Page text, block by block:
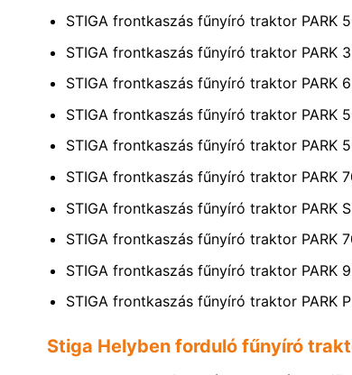
STIGA frontkaszás fűnyíró traktor PARK
STIGA frontkaszás fűnyíró traktor PARK
STIGA frontkaszás fűnyíró traktor PARK
STIGA frontkaszás fűnyíró traktor PARK
STIGA frontkaszás fűnyíró traktor PARK
STIGA frontkaszás fűnyíró traktor PARK
STIGA frontkaszás fűnyíró traktor PARK
STIGA frontkaszás fűnyíró traktor PARK
STIGA frontkaszás fűnyíró traktor PARK
STIGA frontkaszás fűnyíró traktor PARK
Stiga Helyben forduló fűnyíró